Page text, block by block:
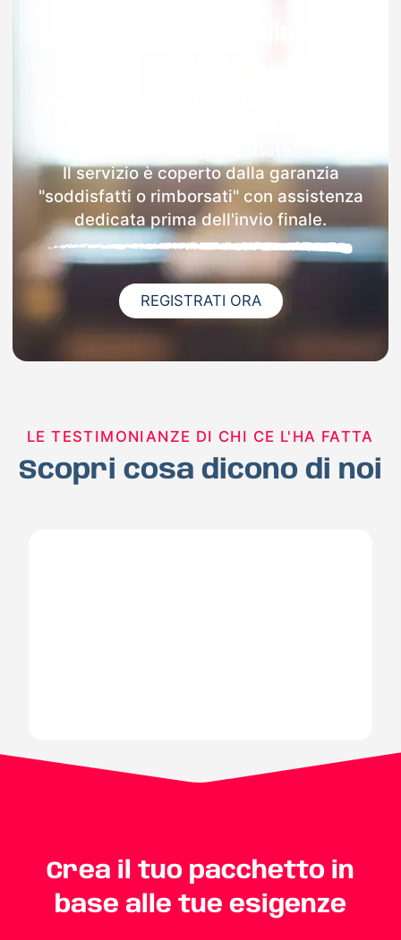
Il servizio è coperto dalla garanzia
"soddisfatti o rimborsati" con assistenza
dedicata prima dell'invio finale.
REGISTRATI ORA
LE TESTIMONIANZE DI CHI CE L'HA FATTA
Scopri cosa dicono di noi
Crea il tuo pacchetto in
base alle tue esigenze